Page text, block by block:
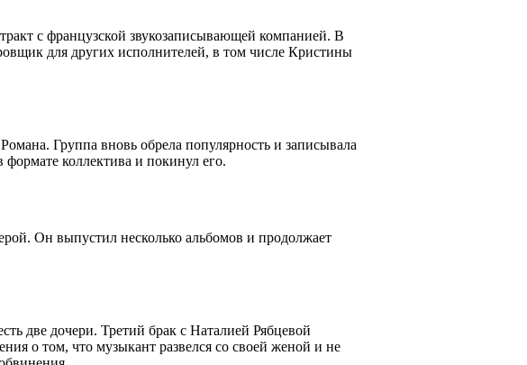
с французской звукозаписывающей компанией. В
для других исполнителей, в том числе Кристины
Группа вновь обрела популярность и записывала
коллектива и покинул его.
Он выпустил несколько альбомов и продолжает
две дочери. Третий брак с Наталией Рябцевой
о том, что музыкант развелся со своей женой и не